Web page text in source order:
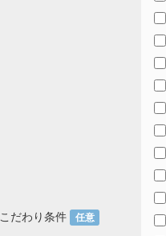
こだわり条件 任意